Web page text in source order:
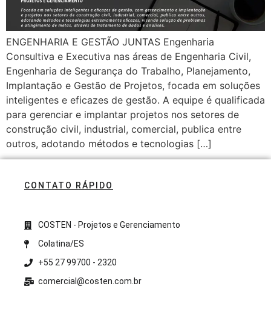
ENGENHARIA E GESTÃO JUNTAS Engenharia
Consultiva e Executiva nas áreas de Engenharia Civil,
Engenharia de Segurança do Trabalho, Planejamento,
Implantação e Gestão de Projetos, focada em soluções
inteligentes e eficazes de gestão. A equipe é qualificada
para gerenciar e implantar projetos nos setores de
construção civil, industrial, comercial, publica entre
outros, adotando métodos e tecnologias […]
CONTATO RÁPIDO
COSTEN - Projetos e Gerenciamento
Colatina/ES
+55 27 99700 - 2320
comercial@costen.com.br